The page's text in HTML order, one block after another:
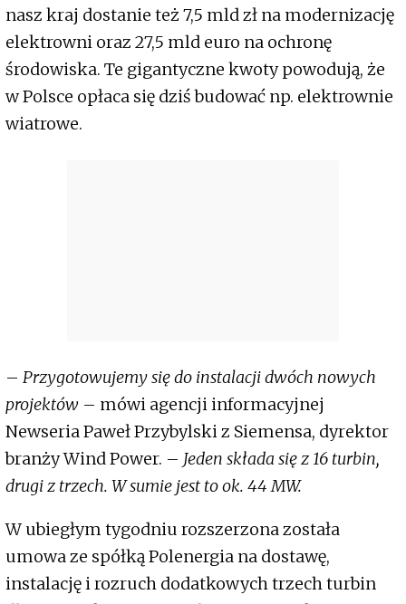
nasz kraj dostanie też 7,5 mld zł na modernizację
elektrowni oraz 27,5 mld euro na ochronę
środowiska. Te gigantyczne kwoty powodują, że
w Polsce opłaca się dziś budować np. elektrownie
wiatrowe.
– Przygotowujemy się do instalacji dwóch nowych
projektów – mówi agencji informacyjnej
Newseria Paweł Przybylski z Siemensa, dyrektor
branży Wind Power. – Jeden składa się z 16 turbin,
drugi z trzech. W sumie jest to ok. 44 MW.
W ubiegłym tygodniu rozszerzona została
umowa ze spółką Polenergia na dostawę,
instalację i rozruch dodatkowych trzech turbin